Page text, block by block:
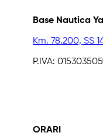
Base Nautica
Km. 78.200, SS
P.IVA:
ORARI